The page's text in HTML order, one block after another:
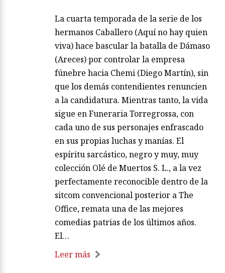
La cuarta temporada de la serie de los
hermanos Caballero (Aquí no hay quien
viva) hace bascular la batalla de Dámaso
(Areces) por controlar la empresa
fúnebre hacia Chemi (Diego Martín), sin
que los demás contendientes renuncien
a la candidatura. Mientras tanto, la vida
sigue en Funeraria Torregrossa, con
cada uno de sus personajes enfrascado
en sus propias luchas y manías. El
espíritu sarcástico, negro y muy, muy
colección Olé de Muertos S. L., a la vez
perfectamente reconocible dentro de la
sitcom convencional posterior a The
Office, remata una de las mejores
comedias patrias de los últimos años.
El…
Leer más